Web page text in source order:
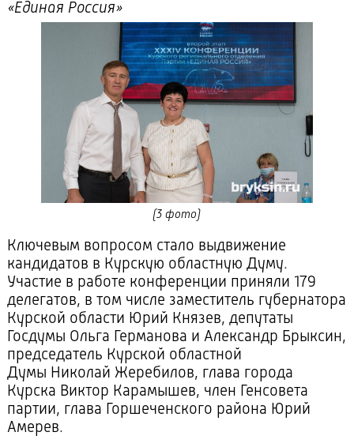
«Единая Россия»
(3 фото)
Ключевым вопросом стало выдвижение
кандидатов в Курскую областную Думу.
Участие в работе конференции приняли 179
делегатов, в том числе заместитель губернатора
Курской области Юрий Князев, депутаты
Госдумы Ольга Германова и Александр Брыксин,
председатель Курской областной
Думы Николай Жеребилов, глава города
Курска Виктор Карамышев, член Генсовета
партии, глава Горшеченского района Юрий
Амерев.